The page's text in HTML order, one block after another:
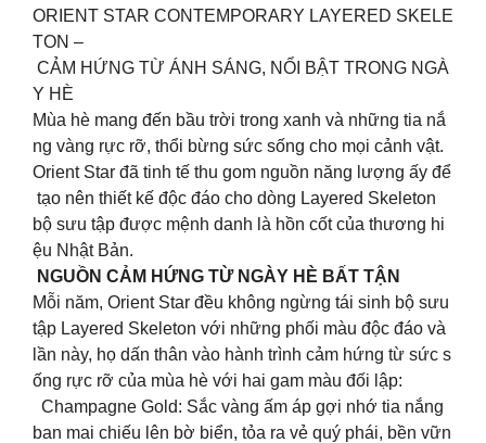
ORIENT STAR CONTEMPORARY LAYERED SKELE
TON –
CẢM HỨNG TỪ ÁNH SÁNG, NỔI BẬT TRONG NGÀ
Y HÈ
Mùa hè mang đến bầu trời trong xanh và những tia nắ
ng vàng rực rỡ, thổi bừng sức sống cho mọi cảnh vật.
Orient Star đã tinh tế thu gom nguồn năng lượng ấy để
tạo nên thiết kế độc đáo cho dòng Layered Skeleton
bộ sưu tập được mệnh danh là hồn cốt của thương hi
ệu Nhật Bản.
NGUỒN CẢM HỨNG TỪ NGÀY HÈ BẤT TẬN
Mỗi năm, Orient Star đều không ngừng tái sinh bộ sưu
tập Layered Skeleton với những phối màu độc đáo và
lần này, họ dấn thân vào hành trình cảm hứng từ sức s
ống rực rỡ của mùa hè với hai gam màu đối lập:
Champagne Gold: Sắc vàng ấm áp gợi nhớ tia nắng
ban mai chiếu lên bờ biển, tỏa ra vẻ quý phái, bền vữn